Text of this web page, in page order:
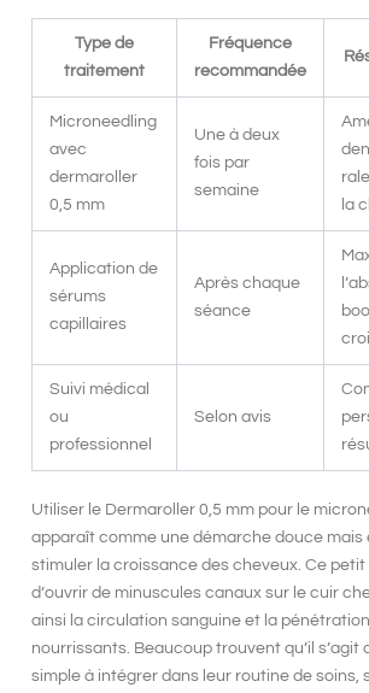
Type de
traitement
Fréquence
recommandée
Microneedling
avec
dermaroller
0,5 mm
Une à deux
fois par
semaine
la
Application de
sérums
capillaires
Après chaque
séance
Suivi médical
ou
professionnel
Selon avis
Utiliser le Dermaroller 0,5 mm pour le
apparaît comme une démarche douce mais
stimuler la croissance des cheveux. Ce
d’ouvrir de minuscules canaux sur le cuir
ainsi la circulation sanguine et la
nourrissants. Beaucoup trouvent qu’il s’agit
simple à intégrer dans leur routine de soins,